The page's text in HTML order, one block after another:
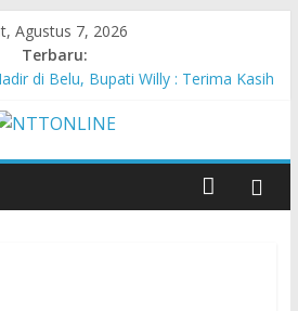
Agustus 7, 2026
Terbaru:
di Belu, Bupati Willy : Terima Kasih
Performa Positif di ARRC
Kemampuan Pertahanan Udara
Maritim Modern